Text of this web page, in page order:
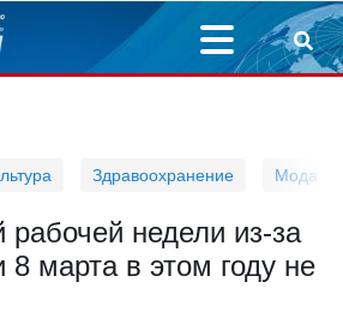
Здравоохранение Мода
недели из-за
марта в этом году не